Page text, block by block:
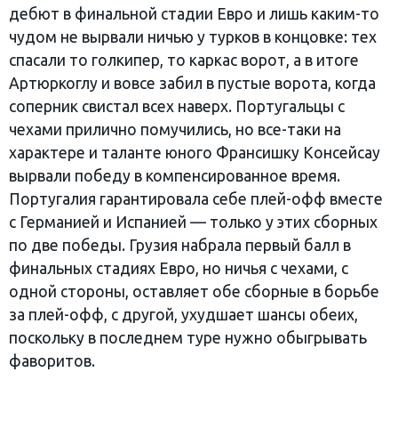
дебют в финальной стадии Евро и лишь каким-то
чудом не вырвали ничью у турков в концовке: тех
спасали то голкипер, то каркас ворот, а в итоге
Артюркоглу и вовсе забил в пустые ворота, когда
соперник свистал всех наверх. Португальцы с
чехами прилично помучились, но все-таки на
характере и таланте юного Франсишку Консейсау
вырвали победу в компенсированное время.
Португалия гарантировала себе плей-офф вместе
с Германией и Испанией — только у этих сборных
по две победы. Грузия набрала первый балл в
финальных стадиях Евро, но ничья с чехами, с
одной стороны, оставляет обе сборные в борьбе
за плей-офф, с другой, ухудшает шансы обеих,
поскольку в последнем туре нужно обыгрывать
фаворитов.